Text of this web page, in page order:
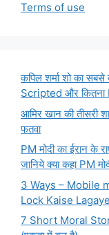
Terms of use
कपिल शर्मा शो का सबसे
Scripted और कितना
आमिर खान की तीसरी
फतवा
PM मोदी का ईरान के
जानिये क्या कहा PM
3 Ways – Mobile
Lock Kaise
7 Short Moral